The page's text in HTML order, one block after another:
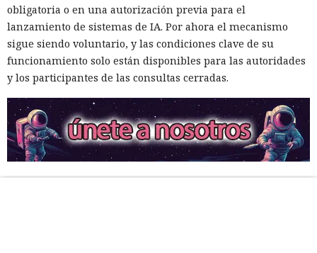
obligatoria o en una autorización previa para el
lanzamiento de sistemas de IA. Por ahora el mecanismo
sigue siendo voluntario, y las condiciones clave de su
funcionamiento solo están disponibles para las autoridades
y los participantes de las consultas cerradas.